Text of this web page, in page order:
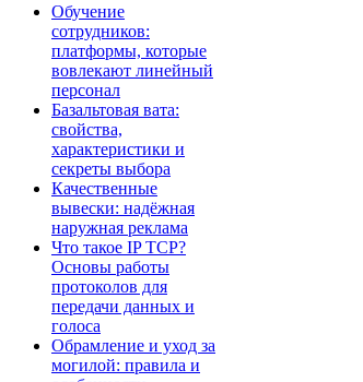
Обучение
сотрудников:
платформы, которые
вовлекают линейный
персонал
Базальтовая вата:
свойства,
характеристики и
секреты выбора
Качественные
вывески: надёжная
наружная реклама
Что такое IP TCP?
Основы работы
протоколов для
передачи данных и
голоса
Обрамление и уход за
могилой: правила и